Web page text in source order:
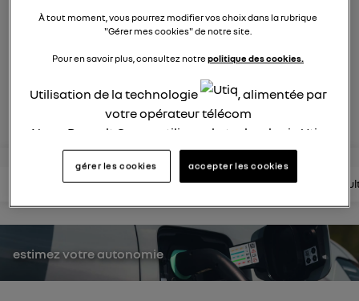
Vivez une expérience connectée et personnalisée
posez une question
rejoignez
lire les questions lire les articles consultez la brochure
estimez votre autonomie
À tout moment, vous pourrez modifier vos choix dans la rubrique
"Gérer mes cookies" de notre site.
Pour en savoir plus, consultez notrepolitique des cookies.
Utilisation de la technologie
, alimentée par
votre opérateur télécom
Nous, Renault Group, utilisons la technologie Utiq
pour nos activités digitales (telles que décrites
dans cette notice de consentement) et liées à
utilisez une connexion internet fournie parun
opérateur télécom participantet que vous
consentez sur chaque site).
La technologie Utiq a été conçue pour la
protection de vos données personnelles en vous
gérer les cookies accepter les cookies